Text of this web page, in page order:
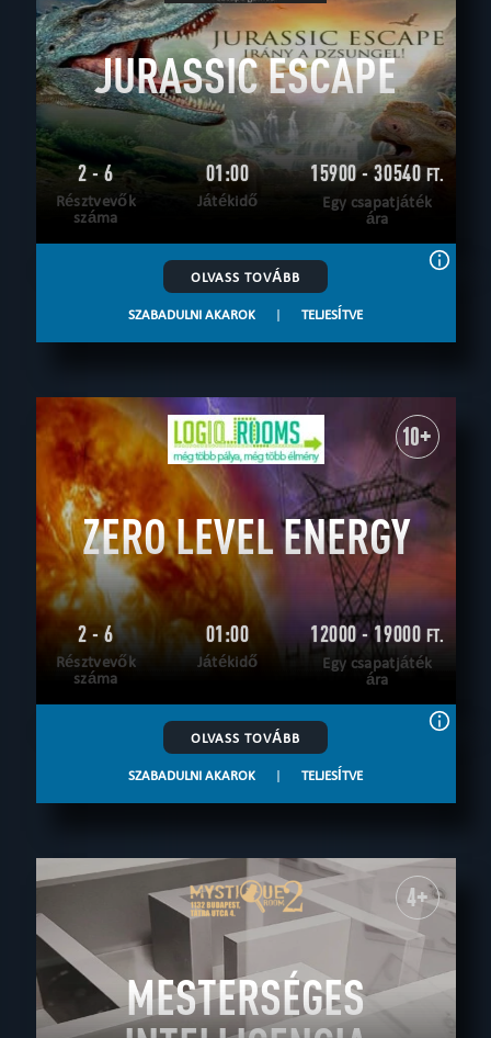
JURASSIC ESCAPE
2 - 6
Résztvevők
száma
01:00
Játékidő
15900 - 30540FT.
Egy csapatjáték
ára
OLVASS TOVÁBB
SZABADULNI AKAROK | TELJESÍTVE
10+
ZERO LEVEL ENERGY
2 - 6
Résztvevők
száma
01:00
Játékidő
12000 - 19000 FT.
Egy csapatjáték
ára
OLVASS TOVÁBB
SZABADULNI AKAROK | TELJESÍTVE
4+
MESTERSÉGES